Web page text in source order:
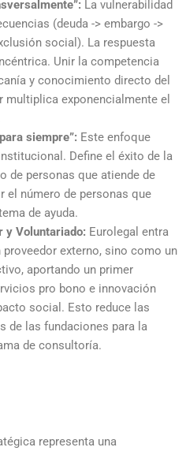
La vulnerabilidad
(deuda -> embargo ->
social). La respuesta
Unir la competencia
y conocimiento directo del
exponencialmente el
siempre”: Este enfoque
Define el éxito de la
de personas que atiende de
el número de personas que
de ayuda.
y Voluntariado: Eurolegal entra
externo, sino como un
aportando un primer
pro bono e innovación
social. Esto reduce las
de las fundaciones para la
de consultoría.
representa una